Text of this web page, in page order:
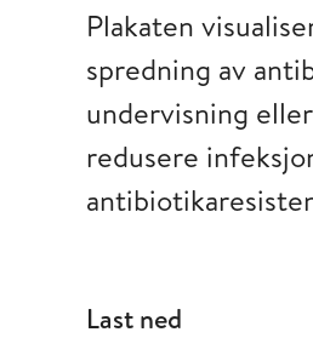
Plakaten
spredning av
undervisning
redusere
Last ned